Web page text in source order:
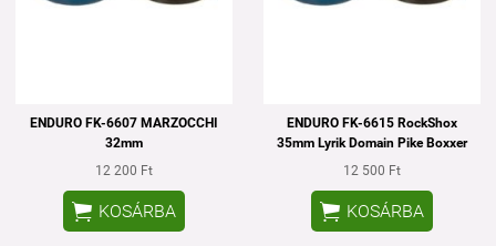
ENDURO FK-6607 MARZOCCHI
32mm
12 200 Ft
 KOSÁRBA
ENDURO FK-6615 RockShox
35mm Lyrik Domain Pike Boxxer
12 500 Ft
 KOSÁRBA